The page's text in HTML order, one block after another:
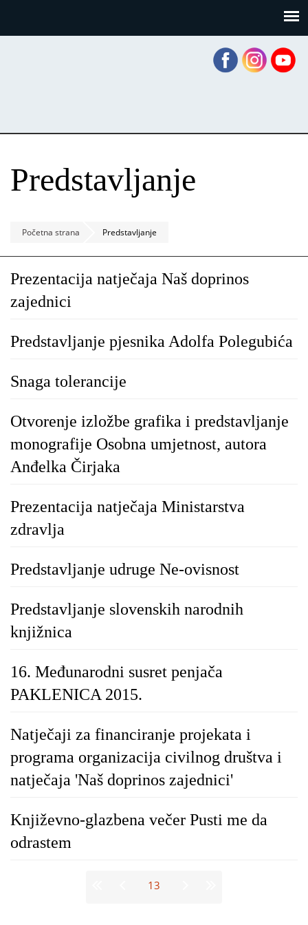
Predstavljanje
Početna strana Predstavljanje
Prezentacija natječaja Naš doprinos
zajednici
Predstavljanje pjesnika Adolfa Polegubića
Snaga tolerancije
Otvorenje izložbe grafika i predstavljanje
monografije Osobna umjetnost, autora
Anđelka Čirjaka
Prezentacija natječaja Ministarstva
zdravlja
Predstavljanje udruge Ne-ovisnost
Predstavljanje slovenskih narodnih
knjižnica
16. Međunarodni susret penjača
PAKLENICA 2015.
Natječaji za financiranje projekata i
programa organizacija civilnog društva i
natječaja 'Naš doprinos zajednici'
Književno-glazbena večer Pusti me da
odrastem
13